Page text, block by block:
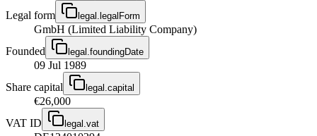
Legal form
legal.legalForm
GmbH (Limited Liability Company)
Founded
legal.foundingDate
09 Jul 1989
Share capital
legal.capital
€26,000
VAT ID
legal.vat